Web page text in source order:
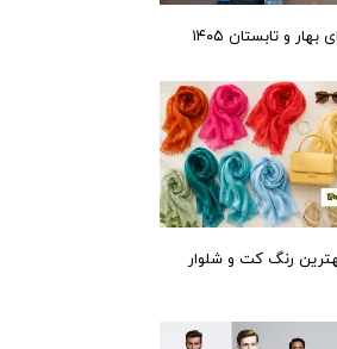
و تابستان ۱۴۰۵
رنگ کت و شلوار